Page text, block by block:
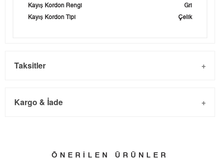
Kayış Kordon Rengi
Gri
Kayış Kordon Tipi
Çelik
Taksitler
Tek Çekim 7.228,55 ₺ 7.228,55 ₺
Kargo & İade
- Sipariş gönderimi 3 iş günü içinde yapılmaktadır. Resmi
ÖNERİLEN ÜRÜNLER